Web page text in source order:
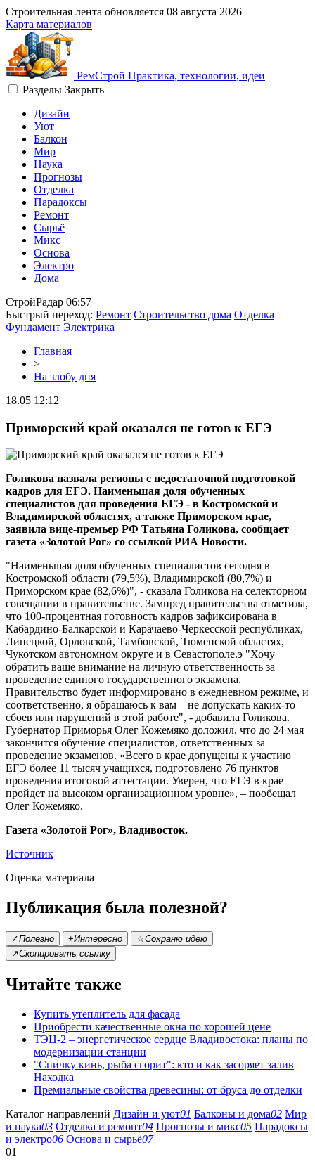
Строительная лента обновляется 08 августа 2026
Карта материалов
РемСтрой Практика, технологии, идеи
Разделы Закрыть
Дизайн
Уют
Балкон
Мир
Наука
Прогнозы
Отделка
Парадоксы
Ремонт
Сырьё
Микс
Основа
Электро
Дома
СтройРадар 06:57
Быстрый переход: Ремонт Строительство дома Отделка
Фундамент Электрика
Главная
>
На злобу дня
18.05 12:12
Приморский край оказался не готов к ЕГЭ
Голикова назвала регионы с недостаточной подготовкой
кадров для ЕГЭ. Наименьшая доля обученных
специалистов для проведения ЕГЭ - в Костромской и
Владимирской областях, а также Приморском крае,
заявила вице-премьер РФ Татьяна Голикова, сообщает
газета «Золотой Рог» со ссылкой РИА Новости.
"Наименьшая доля обученных специалистов сегодня в
Костромской области (79,5%), Владимирской (80,7%) и
Приморском крае (82,6%)", - сказала Голикова на селекторном
совещании в правительстве. Зампред правительства отметила,
что 100-процентная готовность кадров зафиксирована в
Кабардино-Балкарской и Карачаево-Черкесской республиках,
Липецкой, Орловской, Тамбовской, Тюменской областях,
Чукотском автономном округе и в Севастополе.э "Хочу
обратить ваше внимание на личную ответственность за
проведение единого государственного экзамена.
Правительство будет информировано в ежедневном режиме, и
соответственно, я обращаюсь к вам – не допускать каких-то
сбоев или нарушений в этой работе", - добавила Голикова.
Губернатор Приморья Олег Кожемяко доложил, что до 24 мая
закончится обучение специалистов, ответственных за
проведение экзаменов. «Всего в крае допущены к участию
ЕГЭ более 11 тысяч учащихся, подготовлено 76 пунктов
проведения итоговой аттестации. Уверен, что ЕГЭ в крае
пройдет на высоком организационном уровне», – пообещал
Олег Кожемяко.
Газета «Золотой Рог», Владивосток.
Источник
Оценка материала
Публикация была полезной?
✓Полезно +Интересно ☆Сохраню идею
↗Скопировать ссылку
Читайте также
Купить утеплитель для фасада
Приобрести качественные окна по хорошей цене
ТЭЦ-2 – энергетическое сердце Владивостока: планы по
модернизации станции
"Спичку кинь, рыба сгорит": кто и как засоряет залив
Находка
Премиальные свойства древесины: от бруса до отделки
Каталог направлений Дизайн и уют01 Балконы и дома02 Мир
и наука03 Отделка и ремонт04 Прогнозы и микс05 Парадоксы
и электро06 Основа и сырьё07
01